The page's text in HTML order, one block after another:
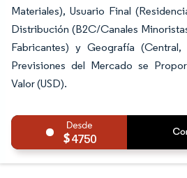
Materiales), Usuario Final
Distribución (B2C/Canales
Fabricantes) y Geografía
Previsiones del Mercado se
Valor (USD).
4750